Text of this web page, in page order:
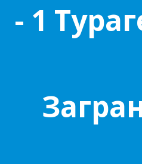
- 1